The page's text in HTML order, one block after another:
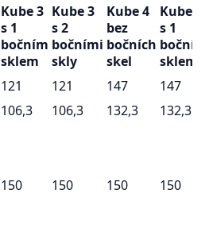
Kube 3
s 1
bočním
sklem
Kube 3
s 2
bočními
skly
Kube 4
bez
bočních
skel
Kube 4
s 1
bočním
sklem
121 121 147
147
106,3 106,3 132,3 132,3
150 150 150 150